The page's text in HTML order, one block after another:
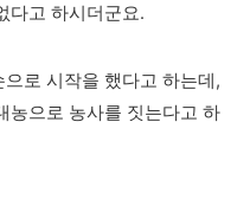
다고 하시더군요.
로 시작을 했다고 하는데,
농으로 농사를 짓는다고 하